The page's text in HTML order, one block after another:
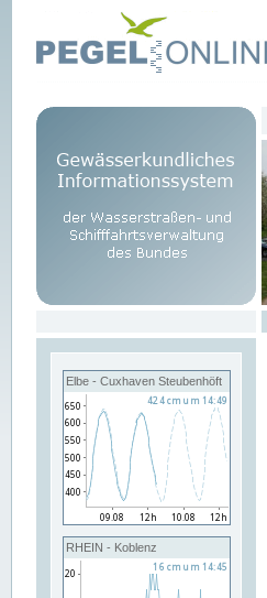
Elbe - Cuxhaven Steubenhöft
RHEIN - Koblenz